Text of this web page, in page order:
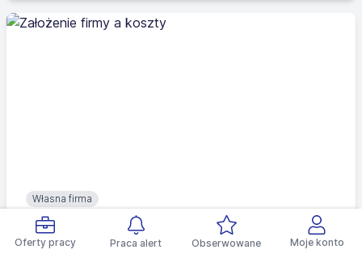
Oferty pracy Praca alert Obserwowane Moje konto
Własna firma
Założenie firmy a koszty